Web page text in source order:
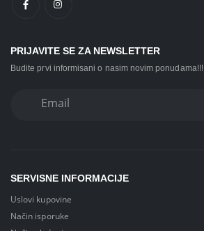
PRIJAVITE SE ZA NEWSLETTER
Budite prvi informisani o nasim novim ponudama!!!
SERVISNE INFORMACIJE
Uslovi kupovine
Način isporuke